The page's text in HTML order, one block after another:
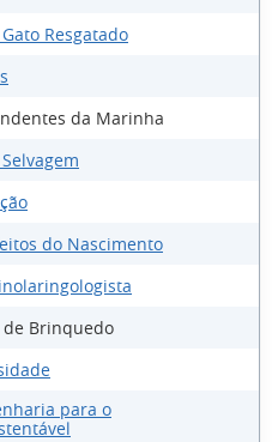
Resgatado
da Marinha
do Nascimento
de Brinquedo
para o